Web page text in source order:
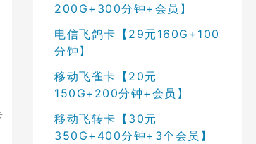
200G+300分钟+会员】
电信飞鸽卡【29元160G+100
分钟】
移动飞雀卡【20元
150G+200分钟+会员】
移动飞转卡【30元
350G+400分钟+3个会员】